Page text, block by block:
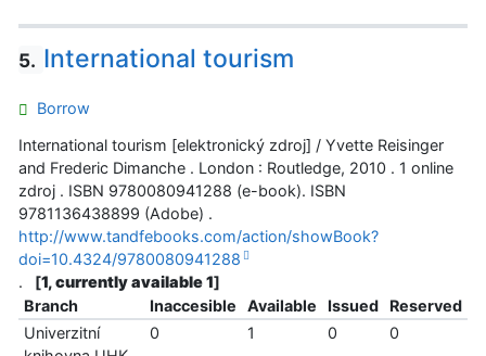
5. International tourism
Borrow
International tourism [elektronický zdroj] / Yvette Reisinger
and Frederic Dimanche . London : Routledge, 2010 . 1 online
zdroj . ISBN 9780080941288 (e-book). ISBN
9781136438899 (Adobe) .
http://www.tandfebooks.com/action/showBook?
doi=10.4324/9780080941288
.
[1, currently available 1]
Branch
Inaccesible Available Issued
Reserved
Univerzitní
0 1 0 0